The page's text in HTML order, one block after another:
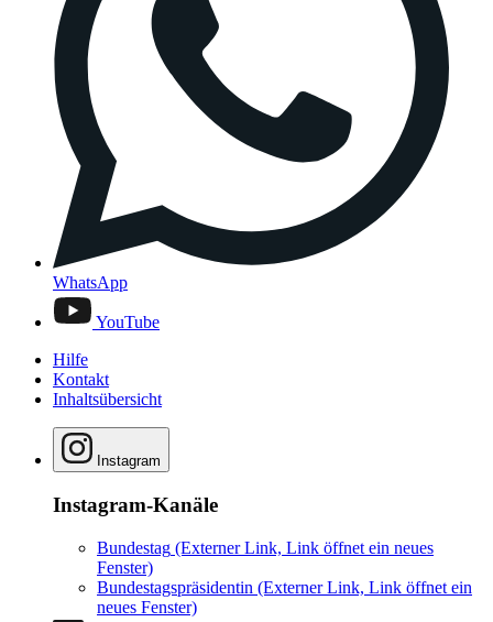
WhatsApp
YouTube
Hilfe
Kontakt
Inhaltsübersicht
Instagram
Instagram-Kanäle
Bundestag (Externer Link, Link öffnet ein neues
Fenster)
Bundestagspräsidentin (Externer Link, Link öffnet ein
neues Fenster)